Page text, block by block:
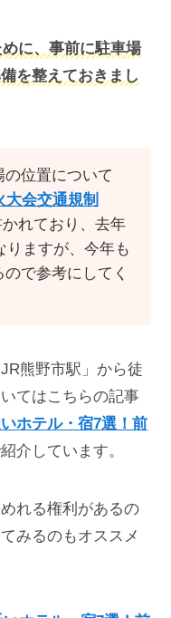
に、事前に駐車場
を整えておきまし
位置について
大会交通規制
れており、去年
りますが、今年も
で参考にしてく
熊野市駅」から徒
てはこちらの記事
ホテル・宿7選！前
紹介しています。
れる権利があるの
みるのもオススメ